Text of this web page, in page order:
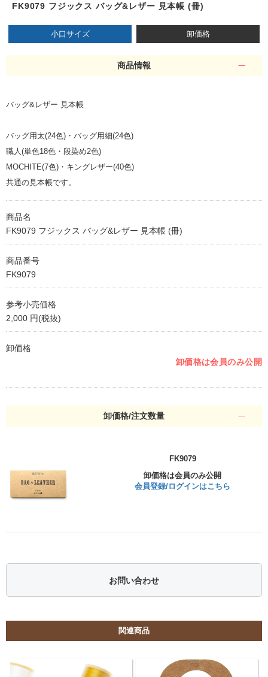
FK9079 フジックス バッグ&レザー 見本帳 (冊)
小口サイズ 卸価格
商品情報
バッグ&レザー 見本帳
バッグ用太(24色)・バッグ用細(24色)
職人(単色18色・段染め2色)
MOCHITE(7色)・キングレザー(40色)
共通の見本帳です。
商品名
FK9079 フジックス バッグ&レザー 見本帳 (冊)
商品番号
FK9079
参考小売価格
2,000 円(税抜)
卸価格
卸価格は会員のみ公開
卸価格/注文数量
FK9079
卸価格は会員のみ公開
会員登録/ログインはこちら
お問い合わせ
関連商品